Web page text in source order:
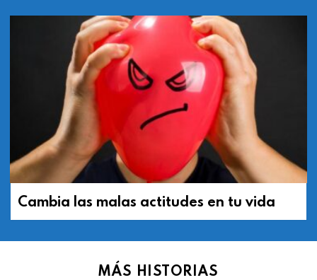
Cambia las malas actitudes en tu vida
MÁS HISTORIAS